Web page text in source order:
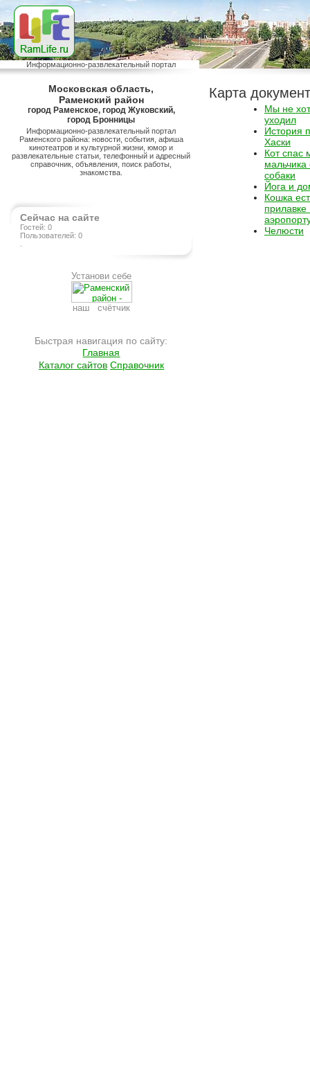
Информационно-развлекательный портал
Московская область,
Раменский район
город Раменское, город Жуковский,
город Бронницы
Информационно-развлекательный портал
Раменского района: новости, события, афиша
кинотеатров и культурной жизни, юмор и
развлекательные статьи, телефонный и адресный
справочник, объявления, поиск работы,
знакомства.
Сейчас на сайте
Гостей: 0
Пользователей: 0
Установи себе
наш счётчик
Быстрая навигация по сайту:
Главная
Каталог сайтов Справочник
Карта
Мы не
уходил
История
Хаски
Кот спас
собаки
Йога и
Кошка
прилавке
Челюсти